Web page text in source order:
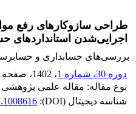
طراحی سازوکار‌های رفع
اجرایی‌شدن
بررسی‏‌های حسابداری و
دوره 30، شماره 1
، 1402 ، صفحه
نوع مقاله: مقاله علمی پژوهشی
شناسه دیجیتال (DOI):